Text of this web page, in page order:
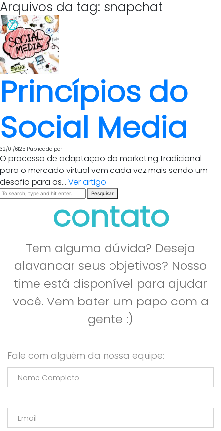
Arquivos da tag: snapchat
Princípios do
Social Media
32/01/6125 Publicado por
O processo de adaptação do marketing tradicional
para o mercado virtual vem cada vez mais sendo um
desafio para as... Ver artigo
Pesquisar
contato
Tem alguma dúvida? Deseja
alavancar seus objetivos? Nosso
time está disponível para ajudar
você. Vem bater um papo com a
gente :)
Fale com alguém da nossa equipe: